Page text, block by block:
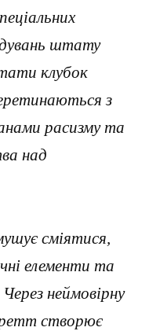
штату
клубок
з
расизму та
над
сміятися,
елементи та
неймовірну
створює